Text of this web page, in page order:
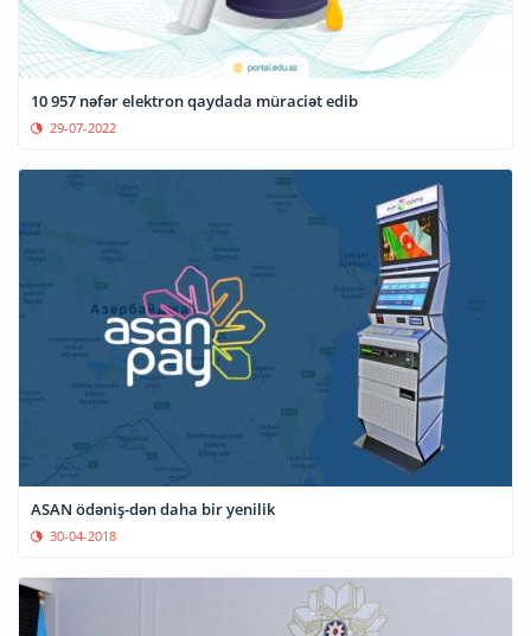
10 957 nəfər elektron qaydada müraciət edib
29-07-2022
ASAN ödəniş-dən daha bir yenilik
30-04-2018